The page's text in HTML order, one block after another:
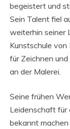
begeistert und
Sein Talent fiel
weiterhin seiner
Kunstschule von
für Zeichnen
an der Malerei.
Seine frühen
Leidenschaft für
bekannt machen